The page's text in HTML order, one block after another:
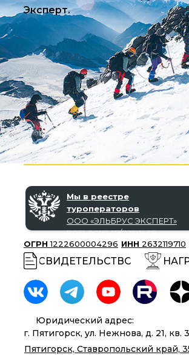
Эксперт.
СВИДЕТЕЛЬСТВО
ОГРН 1222600004296 ИНН 2632119710
Пятигорск, Ставропольский край,
Юридический адрес:
г. Пятигорск, ул. Нежнова, д. 21, кв.
Мы в реестре
туроператоров
ООО «‎ЭЛЬБРУС ЭКСПЕРТ»‎
В031-00161-77/02191438